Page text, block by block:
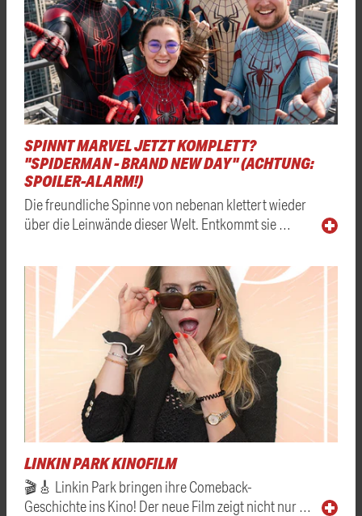
SPINNT MARVEL JETZT KOMPLETT?
"SPIDERMAN - BRAND NEW DAY" (ACHTUNG:
SPOILER-ALARM!)
Die freundliche Spinne von nebenan klettert wieder
über die Leinwände dieser Welt. Entkommt sie …
LINKIN PARK KINOFILM
🎬🎸 Linkin Park bringen ihre Comeback-
Geschichte ins Kino! Der neue Film zeigt nicht nur …